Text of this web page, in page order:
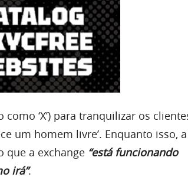
‘X’) para tranquilizar os
um homem livre’. Enquanto isso,
que a exchange “está funcionando
irá”.